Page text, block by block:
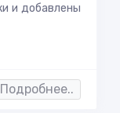
и добавлены
Подробнее..